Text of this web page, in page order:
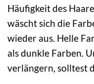
Häufigkeit des
wäscht sich die
wieder aus. Helle
als dunkle Farben.
verlängern, solltest